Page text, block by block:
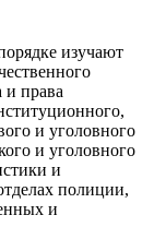
изучают
и права
и уголовного
и уголовного
и
полиции,
и